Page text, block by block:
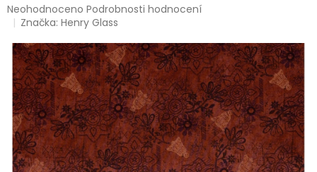
Průměrné
hodnocení
je
0,0
hvězdiček.
Neohodnoceno Podrobnosti hodnocení
Značka:Henry Glass